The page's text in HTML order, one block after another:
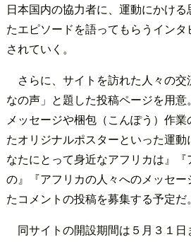
日本国内の協力者に、運動にかけ
たエピソードを語ってもらうイン
されていく。
さらに、サイトを訪れた人々の
なの声」と題した投稿ページを用
メッセージや梱包（こんぽう）作
たオリジナルポスターといった運
なたにとって身近なアフリカは』
の』『アフリカの人々へのメッセ
たコメントの投稿を募集する予定だ。
同サイトの開設期間は５月３１日